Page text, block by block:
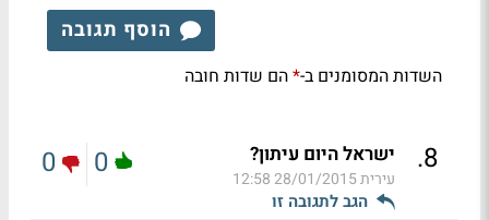
הוסף תגובה
השדות המסומנים ב-*הם שדות חובה
8
. ישראל היום עיתון?
עירית28/01/2015 12:58
הגב לתגובה זו
0
0